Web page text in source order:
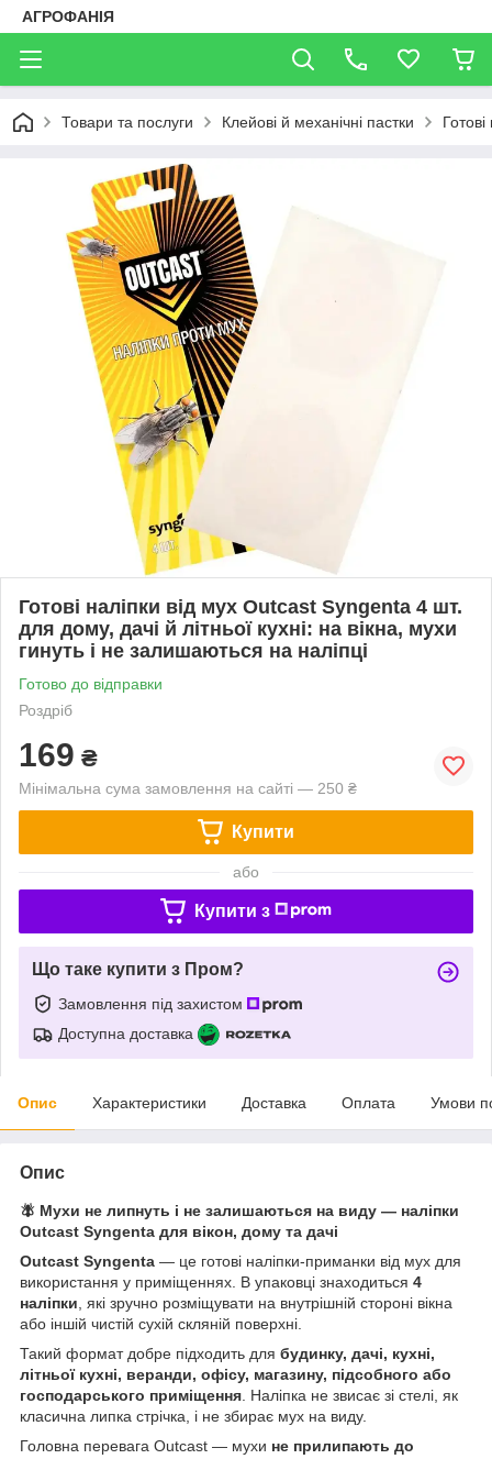
АГРОФАНІЯ
Товари та послуги Клейові й механічні пастки
Готові наліпки від мух Outcast Syngenta 4 шт.
для дому, дачі й літньої кухні: на вікна, мухи
гинуть і не залишаються на наліпці
Готово до відправки
Роздріб
169 ₴
Мінімальна сума замовлення на сайті — 250 ₴
Купити
або
Купити з
Що таке купити з Пром?
Замовлення під захистом
Доступна доставка
Опис Характеристики Доставка Оплата Умови
Опис
🪰 Мухи не липнуть і не залишаються на виду — наліпки
Outcast Syngenta для вікон, дому та дачі
Outcast Syngenta — це готові наліпки-приманки від мух для
використання у приміщеннях. В упаковці знаходиться 4
наліпки , які зручно розміщувати на внутрішній стороні вікна
або іншій чистій сухій скляній поверхні.
Такий формат добре підходить для будинку, дачі, кухні,
літньої кухні, веранди, офісу, магазину, підсобного або
господарського приміщення . Наліпка не звисає зі стелі, як
класична липка стрічка, і не збирає мух на виду.
Головна перевага Outcast — мухи не прилипають до